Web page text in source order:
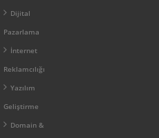
Dijital
Pazarlama
İnternet
Reklamcılığı
Yazılım
Geliştirme
Domain &